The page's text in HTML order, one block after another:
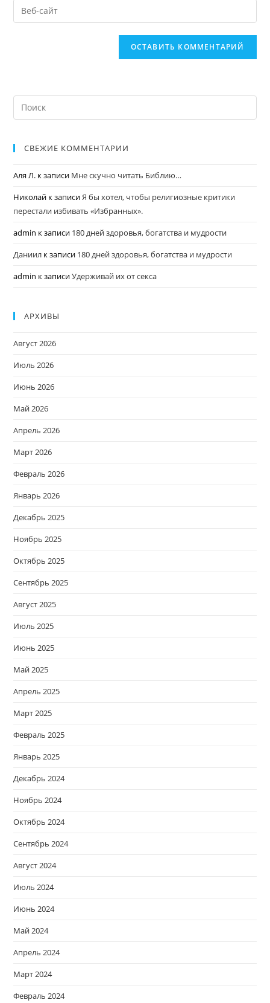
СВЕЖИЕ КОММЕНТАРИИ
Аля Л. к записи Мне скучно читать Библию…
Николай к записиЯ бы хотел, чтобы религиозные критики
перестали избивать «Избранных».
admin к записи 180 дней здоровья, богатства и мудрости
Даниил к записи 180 дней здоровья, богатства и мудрости
admin к записиУдерживай их от секса
АРХИВЫ
Август 2026
Июль 2026
Июнь 2026
Май 2026
Апрель 2026
Март 2026
Февраль 2026
Январь 2026
Декабрь 2025
Ноябрь 2025
Октябрь 2025
Сентябрь 2025
Август 2025
Июль 2025
Июнь 2025
Май 2025
Апрель 2025
Март 2025
Февраль 2025
Январь 2025
Декабрь 2024
Ноябрь 2024
Октябрь 2024
Сентябрь 2024
Август 2024
Июль 2024
Июнь 2024
Май 2024
Апрель 2024
Март 2024
Февраль 2024